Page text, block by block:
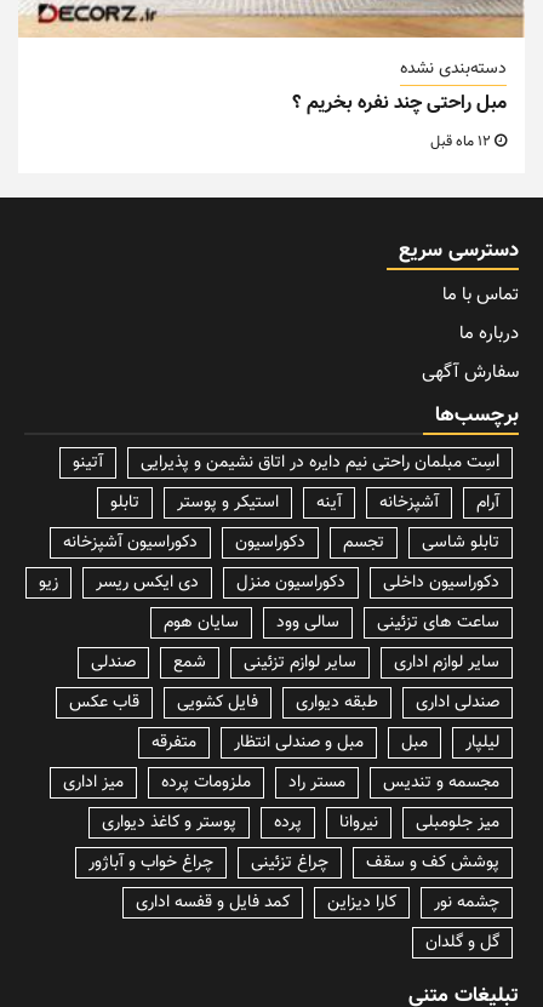
دسته‌بندی نشده
مبل راحتی چند نفره بخریم ؟
دسترسی سریع
تماس با ما
درباره ما
سفارش آگهی
برچسب‌ها
lسِت مبلمان راحتی نیم دایره در اتاق نشیمن و پذیرایی
آتینو
آرام
آشپزخانه آینه استیکر و پوستر
تابلو
تابلو شاسی
تجسم دکوراسیون
دکوراسیون آشپزخانه
دکوراسیون داخلی
دکوراسیون منزل دی ایکس ریسر
زیو
ساعت های تزئینی
سالی وود
سایان هوم
سایر لوازم اداری
سایر لوازم تزئینی شمع
صندلی
صندلی اداری
طبقه دیواری فایل کشویی
قاب عکس
لیلپار
مبل مبل و صندلی انتظار
متفرقه
مجسمه و تندیس
مستر راد ملزومات پرده
میز اداری
میز جلومبلی
نیروانا پرده
پوستر و کاغذ دیواری
پوشش کف و سقف
چراغ تزئینی
چراغ خواب و آباژور
چشمه نور
کارا دیزاین
کمد فایل و قفسه اداری
گل و گلدان
تبلیغات متنی